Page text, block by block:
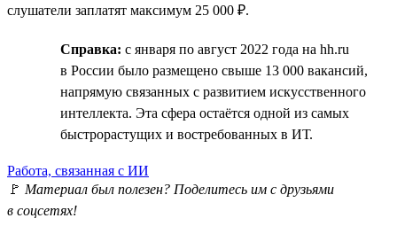
слушатели заплатят максимум 25 000 ₽.
Справка: с января по август 2022 года на hh.ru
в России было размещено свыше 13 000 вакансий,
напрямую связанных с развитием искусственного
интеллекта. Эта сфера остаётся одной из самых
быстрорастущих и востребованных в ИТ.
Работа, связанная с ИИ
🚩 Материал был полезен? Поделитесь им с друзьями
в соцсетях!